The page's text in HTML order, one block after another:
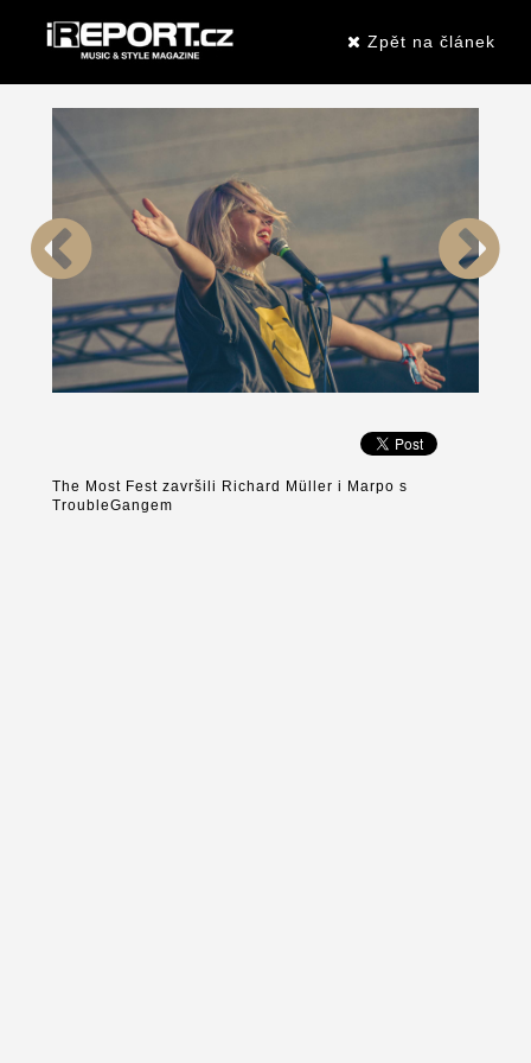
Zpět na článek
The Most Fest završili Richard Müller i Marpo s
TroubleGangem